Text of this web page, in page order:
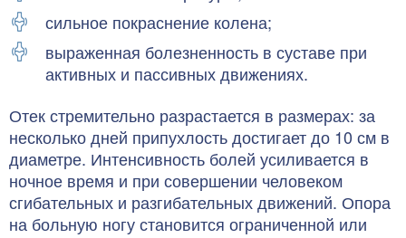
сильное покраснение колена;
выраженная болезненность в суставе при
активных и пассивных движениях.
Отек стремительно разрастается в размерах: за
несколько дней припухлость достигает до 10 см в
диаметре. Интенсивность болей усиливается в
ночное время и при совершении человеком
сгибательных и разгибательных движений. Опора
на больную ногу становится ограниченной или